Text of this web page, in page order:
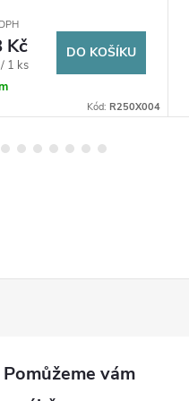
Kč
1 ks
DO KOŠÍKU
Kód: R250X004